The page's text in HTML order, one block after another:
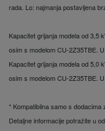
rada. Lo: najmanja postavljena
Kapacitet grijanja modela od 3,5
osim s modelom CU-2Z35TBE.
Kapacitet grijanja modela od 5,0
osim s modelom CU-2Z35TBE.
* Kompatibilna samo s dodacima
Detaljne informacije potražite u